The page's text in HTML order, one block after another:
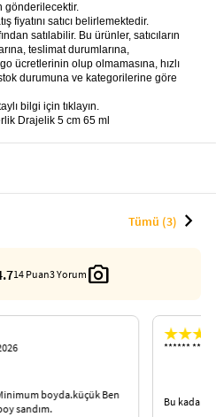
gönderilecektir.
fiyatını satıcı belirlemektedir.
satılabilir. Bu ürünler, satıcıların
teslimat durumlarına,
ücretlerinin olup olmamasına, hızlı
durumuna ve kategorilerine göre
bilgi için tıklayın.
Drajelik 5 cm 65 ml
Tümü (3) chevron_right
14 Puan3 Yorum photo_camera
boyda.küçük Ben
sandım.
****** ****
Bu kadar